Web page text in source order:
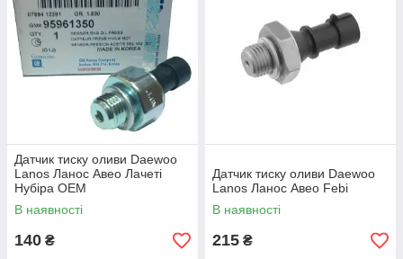
Датчик тиску оливи Daewoo
Lanos Ланос Авео Лачеті
Нубіра OEM
В наявності
140 ₴
Датчик тиску оливи Daewoo
Lanos Ланос Авео Febi
В наявності
215 ₴